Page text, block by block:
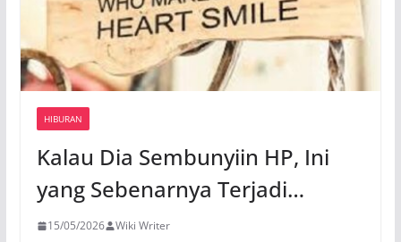
HIBURAN
Kalau Dia Sembunyiin HP, Ini
yang Sebenarnya Terjadi…
15/05/2026 Wiki Writer